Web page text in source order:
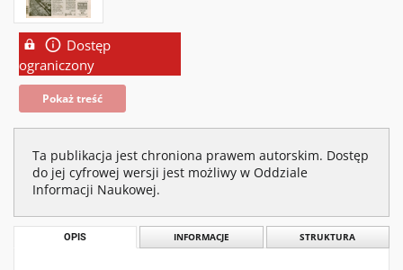
Dostęp
ograniczony
Pokaż treść
Ta publikacja jest chroniona prawem autorskim. Dostęp
do jej cyfrowej wersji jest możliwy w Oddziale
Informacji Naukowej.
OPIS INFORMACJE STRUKTURA